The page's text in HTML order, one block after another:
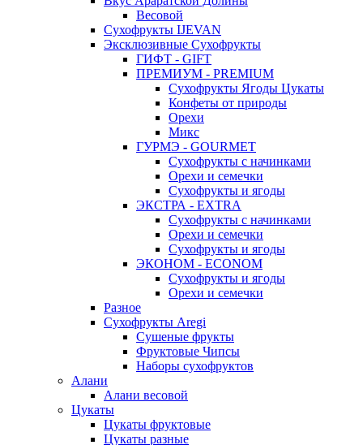
Весовой
Сухофрукты IJEVAN
Эксклюзивные Сухофрукты
ГИФТ - GIFT
ПРЕМИУМ - PREMIUM
Сухофрукты Ягоды Цукаты
Конфеты от природы
Орехи
Микс
ГУРМЭ - GOURMET
Сухофрукты с начинками
Орехи и семечки
Сухофрукты и ягоды
ЭКСТРА - EXTRA
Сухофрукты с начинками
Орехи и семечки
Сухофрукты и ягоды
ЭКОНОМ - ECONOM
Сухофрукты и ягоды
Орехи и семечки
Разное
Сухофрукты Aregi
Сушеные фрукты
Фруктовые Чипсы
Наборы сухофруктов
Алани
Алани весовой
Цукаты
Цукаты фруктовые
Цукаты разные